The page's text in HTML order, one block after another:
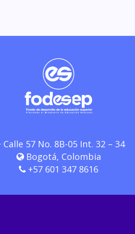
Calle 57 No. 8B-05 Int. 32 – 34
Bogotá, Colombia
+57 601 347 8616